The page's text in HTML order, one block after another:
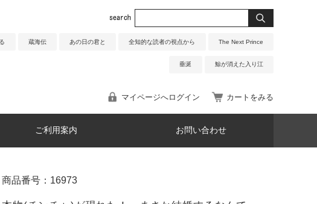
蔵海伝 あの日の君と 全知的な読者の視点から The Next Prince
垂涎 鯨が消えた入り江
マイページへログイン カートをみる
ご利用案内 お問い合わせ
商品番号：16973